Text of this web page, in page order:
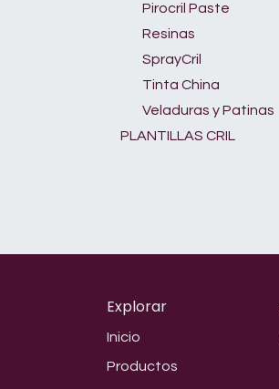
Pirocril Paste
Resinas
SprayCril
Tinta China
Veladuras y Patinas
PLANTILLAS CRIL
Explorar
Inicio
Productos